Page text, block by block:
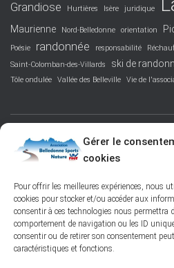
Gérer le
cookies
Pour offrir les meilleures expériences, nous
cookies pour stocker et/ou accéder aux
consentir à ces technologies nous permettra
comportement de navigation ou les ID
consentir ou de retirer son consentement
caractéristiques et fonctions.
Grandiose Hurtières Isère juridique
Maurienne Nord-Belledonne orientation
Poésie randonnée responsabilité
Saint-Colomban-des-Villards
ski de
Tôle ondulée
Vallée des Belleville Vie de
FACEBOOK PROTECTION DES
Hestia | Développé